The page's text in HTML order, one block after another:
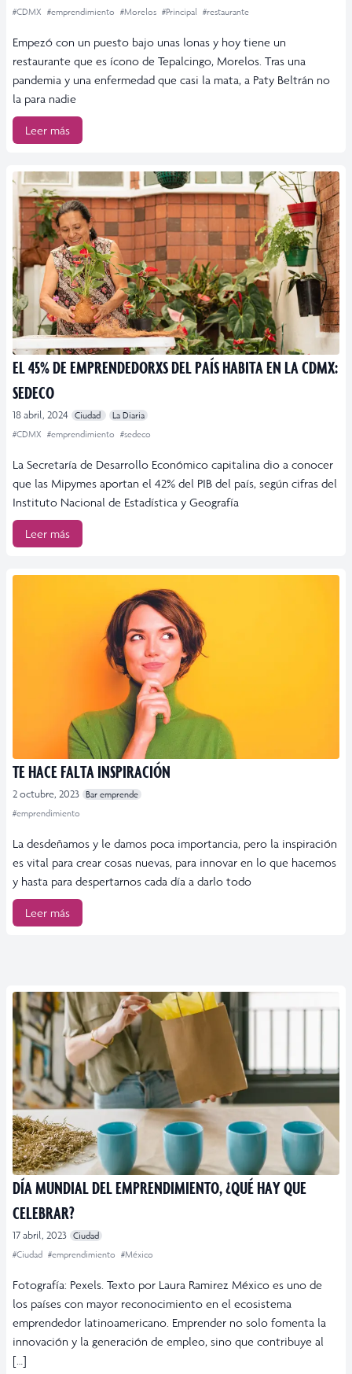
#CDMX #emprendimiento #Morelos #Principal #restaurante
Empezó con un puesto bajo unas lonas y hoy tiene un
restaurante que es ícono de Tepalcingo, Morelos. Tras una
pandemia y una enfermedad que casi la mata, a Paty Beltrán no
la para nadie
Leer más
EL 45% DE EMPRENDEDORXS DEL PAÍS HABITA EN LA CDMX:
SEDECO
18 abril, 2024 Ciudad
La Diaria
#CDMX #emprendimiento #sedeco
La Secretaría de Desarrollo Económico capitalina dio a conocer
que las Mipymes aportan el 42% del PIB del país, según cifras del
Instituto Nacional de Estadística y Geografía
Leer más
TE HACE FALTA INSPIRACIÓN
2 octubre, 2023 Bar emprende
#emprendimiento
La desdeñamos y le damos poca importancia, pero la inspiración
es vital para crear cosas nuevas, para innovar en lo que hacemos
y hasta para despertarnos cada día a darlo todo
Leer más
DÍA MUNDIAL DEL EMPRENDIMIENTO, ¿QUÉ HAY QUE
CELEBRAR?
17 abril, 2023 Ciudad
#Ciudad #emprendimiento #México
Fotografía: Pexels. Texto por Laura Ramirez México es uno de
los países con mayor reconocimiento en el ecosistema
emprendedor latinoamericano. Emprender no solo fomenta la
innovación y la generación de empleo, sino que contribuye al
[…]